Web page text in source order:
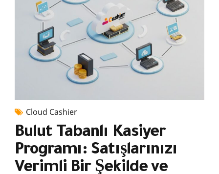
Cloud Cashier
Bulut Tabanlı Kasiyer
Programı: Satışlarınızı
Verimli Bir Şekilde ve